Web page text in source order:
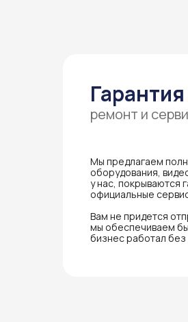
Мы предлагаем
оборудования,
у нас, покрываются
официальные
Вам не придется
мы обеспечиваем
бизнес работал
ремонт и